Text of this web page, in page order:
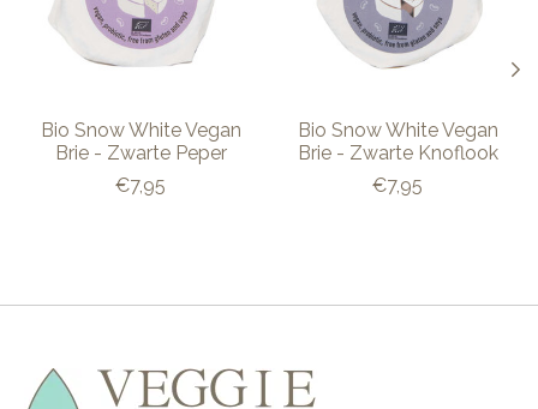
Bio Snow White Vegan
Brie - Zwarte Peper
€7,95
Bio Snow White Vegan
Brie - Zwarte Knoflook
€7,95